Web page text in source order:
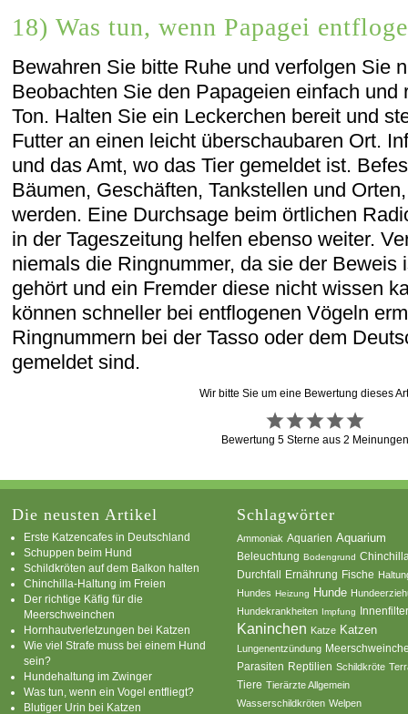
18) Was tun, wenn Papagei
Bewahren Sie bitte Ruhe und verfolgen Sie
Beobachten Sie den Papageien einfach und
Ton. Halten Sie ein Leckerchen bereit und
Futter an einen leicht überschaubaren Ort.
und das Amt, wo das Tier gemeldet ist.
Bäumen, Geschäften, Tankstellen und
werden. Eine Durchsage beim örtlichen
in der Tageszeitung helfen ebenso weiter.
niemals die Ringnummer, da sie der Beweis
gehört und ein Fremder diese nicht wissen
können schneller bei entflogenen Vögeln
Ringnummern bei der Tasso oder dem
gemeldet sind.
Wir bitte Sie um eine Bewertung dieses
Bewertung5 Sterne aus2
Die neusten Artikel
Erste Katzencafes in Deutschland
Schuppen beim Hund
Schildkröten auf dem Balkon halten
Chinchilla-Haltung im Freien
Der richtige Käfig für die
Meerschweinchen
Hornhautverletzungen bei Katzen
Wie viel Strafe muss bei einem Hund
sein?
Hundehaltung im Zwinger
Was tun, wenn ein Vogel entfliegt?
Blutiger Urin bei Katzen
Schlagwörter
Ammoniak Aquarien Aquarium
Beleuchtung Bodengrund
Durchfall Ernährung Fische
Hundes Heizung Hunde
Hundekrankheiten Impfung
Kaninchen Katze Katzen
Lungenentzündung
Parasiten Reptilien Schildkröte
Tiere Tierärzte Allgemein
Wasserschildkröten Welpen